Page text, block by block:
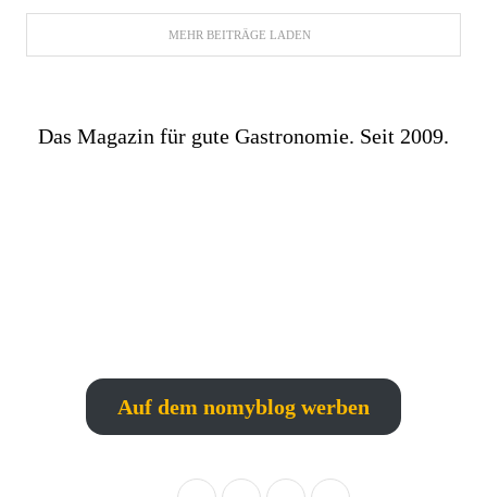
MEHR BEITRÄGE LADEN
Das Magazin für gute Gastronomie. Seit 2009.
Auf dem nomyblog werben